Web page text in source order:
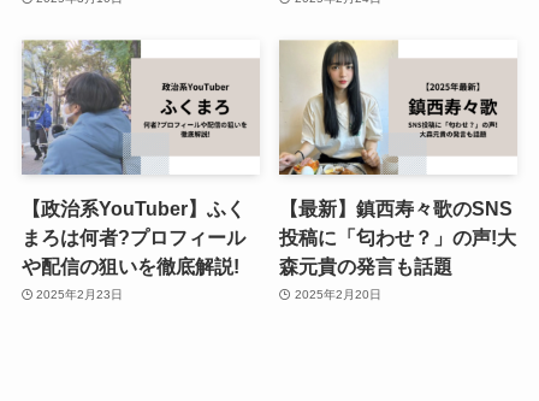
【政治系YouTuber】ふく
まろは何者?プロフィール
や配信の狙いを徹底解説!
2025年2月23日
【最新】鎮西寿々歌のSNS
投稿に「匂わせ？」の声!大
森元貴の発言も話題
2025年2月20日